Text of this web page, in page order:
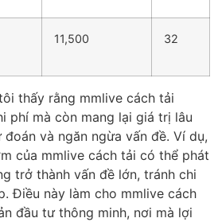
11,500 32
thấy rằng mmlive cách tải
phí mà còn mang lại giá trị lâu
và ngăn ngừa vấn đề. Ví dụ,
của mmlive cách tải có thể phát
trở thành vấn đề lớn, tránh chi
Điều này làm cho mmlive cách
đầu tư thông minh, nơi mà lợi